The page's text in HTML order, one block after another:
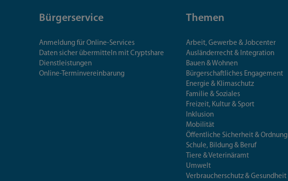
Bürgerservice
Anmeldung für Online-Services
Daten sicher übermitteln mit Cryptshare
Dienstleistungen
Online-Terminvereinbarung
Themen
Arbeit, Gewerbe & Jobcenter
Ausländerrecht & Integration
Bauen & Wohnen
Bürgerschaftliches Engagement
Energie & Klimaschutz
Familie & Soziales
Freizeit, Kultur & Sport
Inklusion
Mobilität
Öffentliche Sicherheit & Ordnung
Schule, Bildung & Beruf
Tiere & Veterinäramt
Umwelt
Verbraucherschutz & Gesundheit